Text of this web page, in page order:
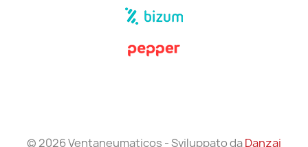
© 2026 Ventaneumaticos - Sviluppato daDanzai